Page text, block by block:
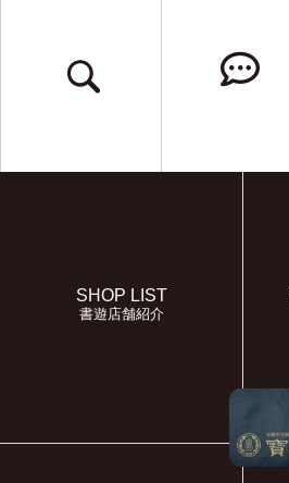
SHOP LIST
書遊店舗紹介